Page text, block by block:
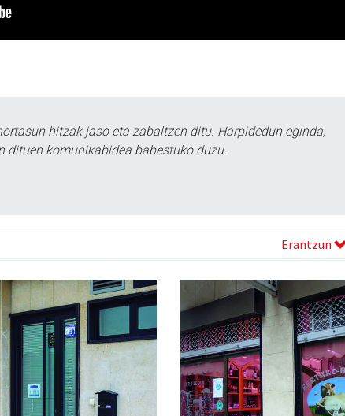
hitzak jaso eta zabaltzen ditu. Harpidedun eginda,
dituen komunikabidea babestuko duzu.
Erantzun